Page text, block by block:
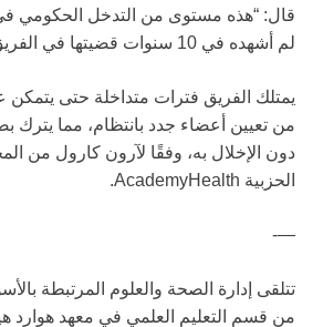
قال: “هذه مستوى من التدخل الحكومي في
لم أشهده في 10 سنوات قضيتها في الفريق.”
يمتلك الفريق فترات متداخلة حتى يتمكن
من تعيين أعضاء جدد بانتظام، مما يترك
دون الإخلال به، وفقًا لآرون كارول من
الحزبية AcademyHealth.
—-
تتلقى إدارة الصحة والعلوم المرتبطة
من قسم التعليم العلمي في معهد هوارد